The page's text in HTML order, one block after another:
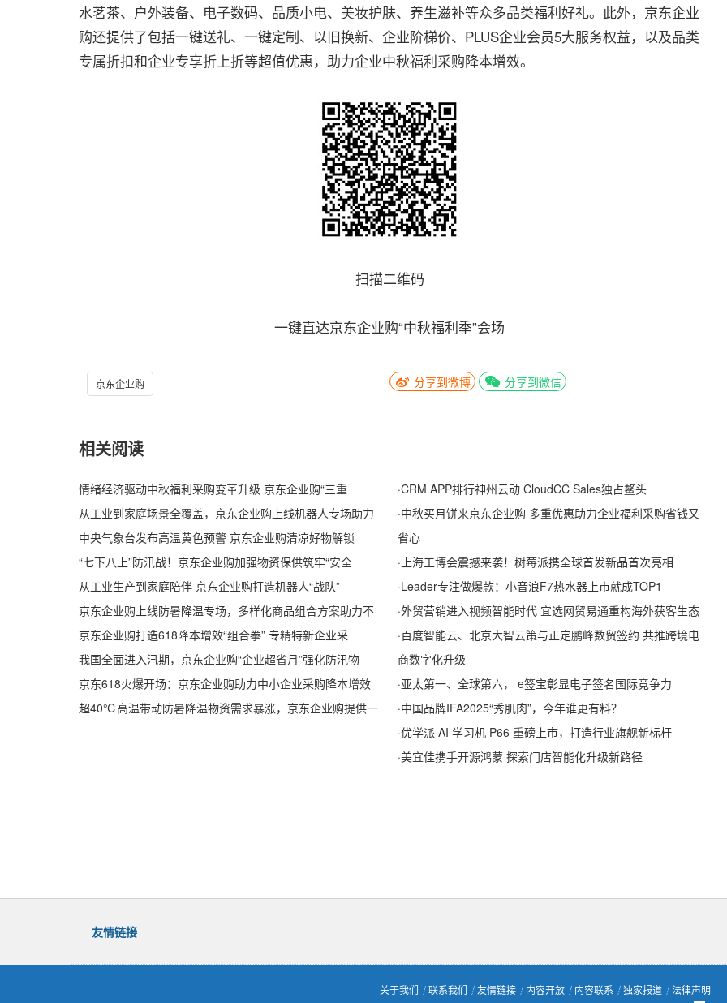
水茗茶、户外装备、电子数码、品质小电、美妆护肤、养生滋补等众多品类福利好礼。此外，京东企业
购还提供了包括一键送礼、一键定制、以旧换新、企业阶梯价、PLUS企业会员5大服务权益，以及品类
专属折扣和企业专享折上折等超值优惠，助力企业中秋福利采购降本增效。
扫描二维码
一键直达京东企业购“中秋福利季”会场
京东企业购 分享到微博 分享到微信
相关阅读
情绪经济驱动中秋福利采购变革升级 京东企业购“三重
从工业到家庭场景全覆盖，京东企业购上线机器人专场助力
中央气象台发布高温黄色预警 京东企业购清凉好物解锁
“七下八上”防汛战！京东企业购加强物资保供筑牢“安全
从工业生产到家庭陪伴 京东企业购打造机器人“战队”
京东企业购上线防暑降温专场，多样化商品组合方案助力不
京东企业购打造618降本增效“组合拳” 专精特新企业采
我国全面进入汛期，京东企业购“企业超省月”强化防汛物
京东618火爆开场：京东企业购助力中小企业采购降本增效
超40℃高温带动防暑降温物资需求暴涨，京东企业购提供一
·CRM APP排行神州云动 CloudCC Sales独占鳌头
·中秋买月饼来京东企业购 多重优惠助力企业福利采购省钱又
省心
· 上海工博会震撼来袭！树莓派携全球首发新品首次亮相
·Leader专注做爆款：小音浪F7热水器上市就成TOP1
·外贸营销进入视频智能时代 宜选网贸易通重构海外获客生态
·百度智能云、北京大智云策与正定鹏峰数贸签约 共推跨境电
商数字化升级
·亚太第一、全球第六， e签宝彰显电子签名国际竞争力
·中国品牌IFA2025“秀肌肉”，今年谁更有料？
·优学派 AI 学习机 P66 重磅上市，打造行业旗舰新标杆
·美宜佳携手开源鸿蒙 探索门店智能化升级新路径
友情链接
关于我们 ┊ 联系我们 ┊ 友情链接 ┊ 内容开放 ┊ 内容联系 ┊ 独家报道 ┊ 法律声明